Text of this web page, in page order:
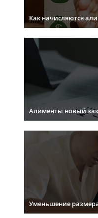
Как начисляются
Алименты новый
Уменьшение